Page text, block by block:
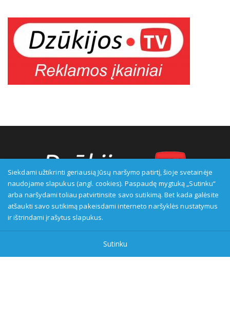
Transliuotojas: VšĮ Alytaus regioninė televizija, įmonės kodas:
149916583, adresas: Kranto g. 33, LT-62147 Alytus, priežiūros
www.etikoskomisija.lt. Informacija apie galimus pažeidimus gali
būti teikiama Lietuvos radijo ir televizijos komisijai (www.rtk.lt)
Siekdami užtikrinti geriausią Jūsų naršymo patirtį, šioje svetainėje
naudojame slapukus (angl. cookies). Paspaudę mygtuką „Sutinku“
arba naršydami toliau patvirtinsite savo sutikimą. Bet kada galėsite
atšaukti savo sutikimą pakeisdami interneto naršyklės nustatymus
ir ištrindami įrašytus slapukus.
Sutinku